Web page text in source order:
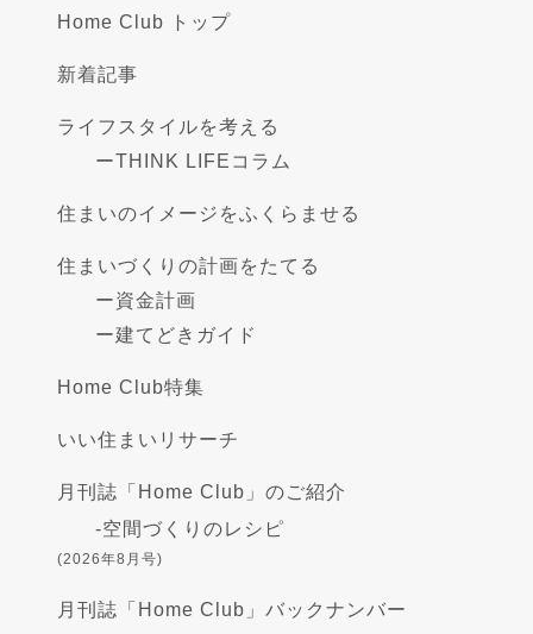
Home Club トップ
新着記事
ライフスタイルを考える
ーTHINK LIFEコラム
住まいのイメージをふくらませる
住まいづくりの計画をたてる
ー資金計画
ー建てどきガイド
Home Club特集
いい住まいリサーチ
月刊誌「Home Club」のご紹介
-空間づくりのレシピ
(2026年8月号)
月刊誌「Home Club」バックナンバー